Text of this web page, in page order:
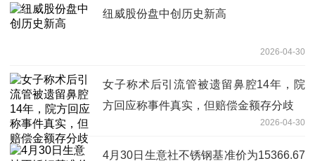
纽威股份盘中创历史新高
2026-04-30
女子称术后引流管被遗留鼻腔14年，院
方回应称事件真实，但赔偿金额存分歧
2026-04-30
4月30日生意社不锈钢基准价为15366.67